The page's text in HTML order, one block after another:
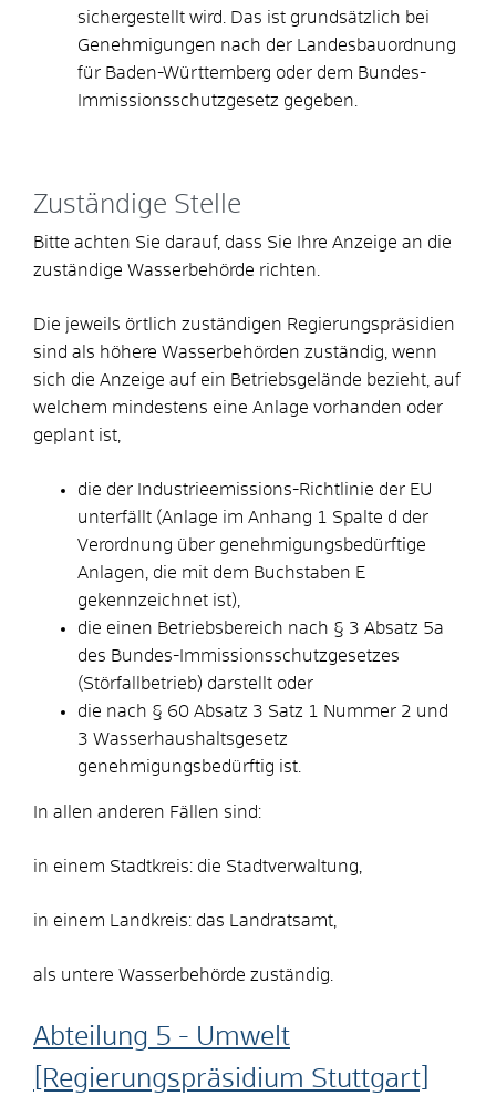
sichergestellt wird. Das ist grundsätzlich bei
Genehmigungen nach der Landesbauordnung
für Baden-Württemberg oder dem Bundes-
Immissionsschutzgesetz gegeben.
Zuständige Stelle
Bitte achten Sie darauf, dass Sie Ihre Anzeige an die
zuständige Wasserbehörde richten.
Die jeweils örtlich zuständigen Regierungspräsidien
sind als höhere Wasserbehörden zuständig, wenn
sich die Anzeige auf ein Betriebsgelände bezieht, auf
welchem mindestens eine Anlage vorhanden oder
geplant ist,
die der Industrieemissions-Richtlinie der EU
unterfällt (Anlage im Anhang 1 Spalte d der
Verordnung über genehmigungsbedürftige
Anlagen, die mit dem Buchstaben E
gekennzeichnet ist),
die einen Betriebsbereich nach § 3 Absatz 5a
des Bundes-Immissionsschutzgesetzes
(Störfallbetrieb) darstellt oder
die nach § 60 Absatz 3 Satz 1 Nummer 2 und
3 Wasserhaushaltsgesetz
genehmigungsbedürftig ist.
In allen anderen Fällen sind:
in einem Stadtkreis: die Stadtverwaltung,
in einem Landkreis: das Landratsamt,
als untere Wasserbehörde zuständig.
Abteilung 5 - Umwelt
[Regierungspräsidium Stuttgart]